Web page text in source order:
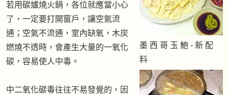
若用碳爐燒火鍋，各位就應當小心
了，一定要打開窗戶，讓空氣流
通；空氣不流通，室內缺氧，木炭
燃燒不透時，會產生大量的一氧化
碳，容易使人中毒。
中二氧化碳毒往往不易發覺的，因
墨 西 哥 玉 鮑 - 新 配
料